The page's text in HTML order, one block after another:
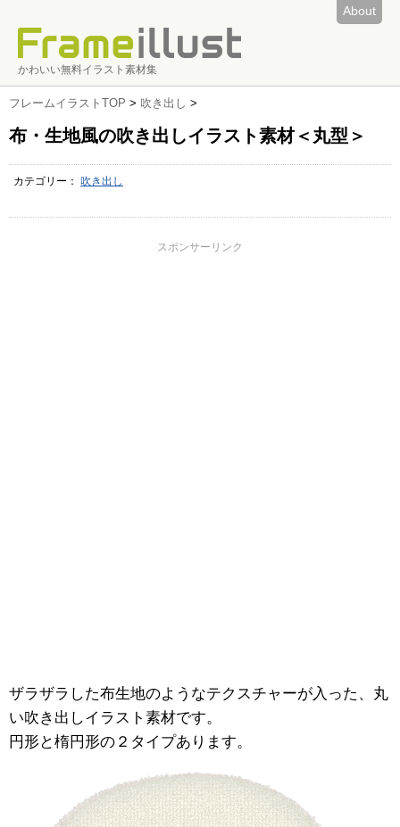
About
かわいい無料イラスト素材集
フレームイラストTOP > 吹き出し >
布・生地風の吹き出しイラスト素材＜丸型＞
カテゴリー： 吹き出し
スポンサーリンク
ザラザラした布生地のようなテクスチャーが入った、丸
い吹き出しイラスト素材です。
円形と楕円形の２タイプあります。